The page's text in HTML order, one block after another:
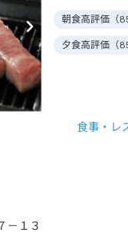
朝食高評価（
夕食高評価（
食事・レ
－１３